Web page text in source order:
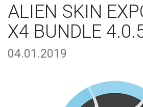
ALIEN SKIN
X4 BUNDLE
04.01.2019